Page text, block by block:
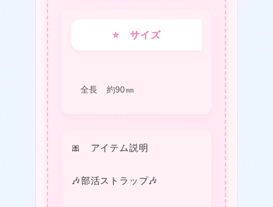
⭐ サイズ
全長 約90㎜
🎀 アイテム説明
🎶部活ストラップ🎶